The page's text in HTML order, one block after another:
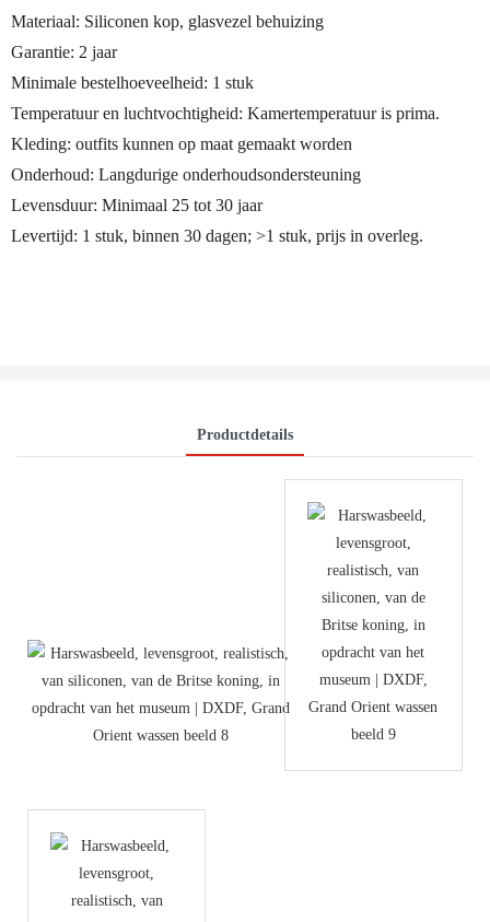
Materiaal: Siliconen kop, glasvezel behuizing
Garantie: 2 jaar
Minimale bestelhoeveelheid: 1 stuk
Temperatuur en luchtvochtigheid: Kamertemperatuur is prima.
Kleding: outfits kunnen op maat gemaakt worden
Onderhoud: Langdurige onderhoudsondersteuning
Levensduur: Minimaal 25 tot 30 jaar
Levertijd: 1 stuk, binnen 30 dagen; >1 stuk, prijs in overleg.
Productdetails